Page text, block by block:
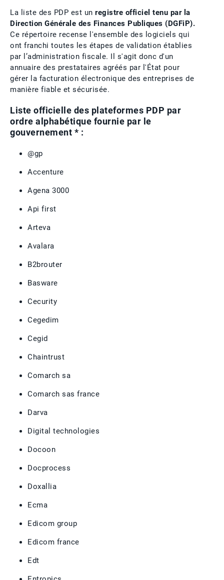
La liste des PDP est un registre officiel tenu par la
Direction Générale des Finances Publiques (DGFiP).
Ce répertoire recense l'ensemble des logiciels qui
ont franchi toutes les étapes de validation établies
par l’administration fiscale. Il s'agit donc d'un
annuaire des prestataires agréés par l'État pour
gérer la facturation électronique des entreprises de
manière fiable et sécurisée.
Liste officielle des plateformes PDP par
ordre alphabétique fournie par le
gouvernement * :
@gp
Accenture
Agena 3000
Api first
Arteva
Avalara
B2brouter
Basware
Cecurity
Cegedim
Cegid
Chaintrust
Comarch sa
Comarch sas france
Darva
Digital technologies
Docoon
Docprocess
Doxallia
Ecma
Edicom group
Edicom france
Edt